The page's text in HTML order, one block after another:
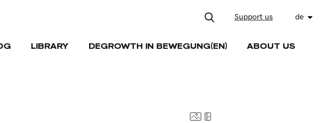
Support us de
LIBRARY DEGROWTH IN BEWEGUNG(EN) ABOUT US